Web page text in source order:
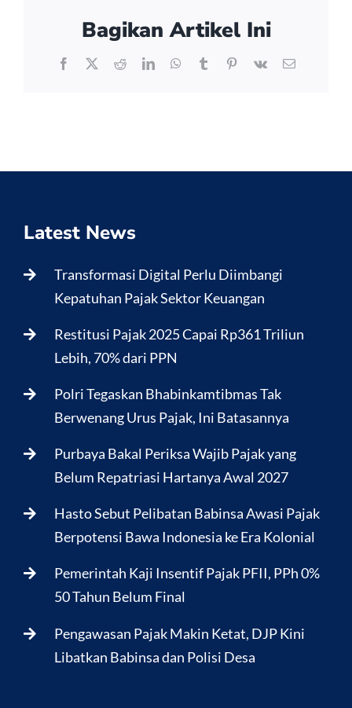
Bagikan Artikel Ini
Facebook
X RedditLinkedInWhatsApp
TumblrPinterest
Vk Email
Latest News
Transformasi Digital Perlu Diimbangi
Kepatuhan Pajak Sektor Keuangan
Restitusi Pajak 2025 Capai Rp361 Triliun
Lebih, 70% dari PPN
Polri Tegaskan Bhabinkamtibmas Tak
Berwenang Urus Pajak, Ini Batasannya
Purbaya Bakal Periksa Wajib Pajak yang
Belum Repatriasi Hartanya Awal 2027
Hasto Sebut Pelibatan Babinsa Awasi Pajak
Berpotensi Bawa Indonesia ke Era Kolonial
Pemerintah Kaji Insentif Pajak PFII, PPh 0%
50 Tahun Belum Final
Pengawasan Pajak Makin Ketat, DJP Kini
Libatkan Babinsa dan Polisi Desa